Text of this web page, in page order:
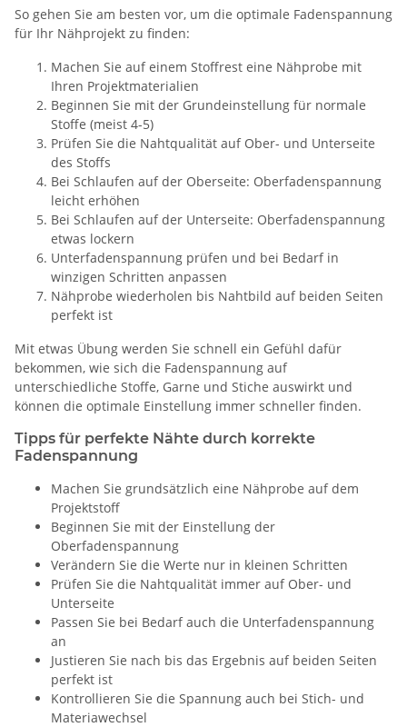
So gehen Sie am besten vor, um die optimale Fadenspannung
für Ihr Nähprojekt zu finden:
Machen Sie auf einem Stoffrest eine Nähprobe mit
Ihren Projektmaterialien
Beginnen Sie mit der Grundeinstellung für normale
Stoffe (meist 4-5)
Prüfen Sie die Nahtqualität auf Ober- und Unterseite
des Stoffs
Bei Schlaufen auf der Oberseite: Oberfadenspannung
leicht erhöhen
Bei Schlaufen auf der Unterseite: Oberfadenspannung
etwas lockern
Unterfadenspannung prüfen und bei Bedarf in
winzigen Schritten anpassen
Nähprobe wiederholen bis Nahtbild auf beiden Seiten
perfekt ist
Mit etwas Übung werden Sie schnell ein Gefühl dafür
bekommen, wie sich die Fadenspannung auf
unterschiedliche Stoffe, Garne und Stiche auswirkt und
können die optimale Einstellung immer schneller finden.
Tipps für perfekte Nähte durch korrekte
Fadenspannung
Machen Sie grundsätzlich eine Nähprobe auf dem
Projektstoff
Beginnen Sie mit der Einstellung der
Oberfadenspannung
Verändern Sie die Werte nur in kleinen Schritten
Prüfen Sie die Nahtqualität immer auf Ober- und
Unterseite
Passen Sie bei Bedarf auch die Unterfadenspannung
an
Justieren Sie nach bis das Ergebnis auf beiden Seiten
perfekt ist
Kontrollieren Sie die Spannung auch bei Stich- und
Materiawechsel